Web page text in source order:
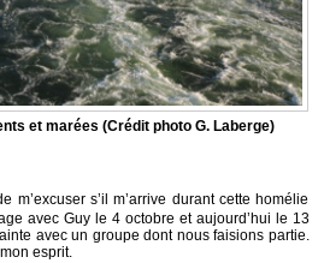
et marées (Crédit photo G. Laberge)
s’il m’arrive durant cette homélie
avec Guy le 4 octobre et aujourd’hui le 13
avec un groupe dont nous faisions partie.
esprit.